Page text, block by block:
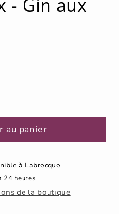
- Gin aux
au panier
à Labrecque
24 heures
de la boutique